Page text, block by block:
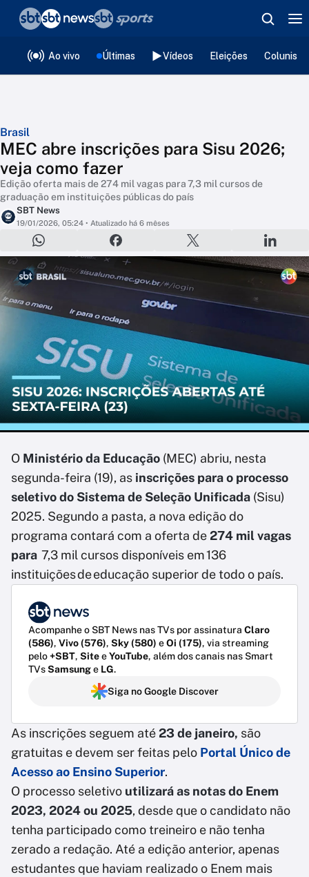
Ao vivo Últimas Vídeos Eleições
Brasil
MEC abre inscrições para Sisu 2026;
veja como fazer
Edição oferta mais de 274 mil vagas para 7,3 mil cursos de
graduação em instituições públicas do país
SBT News
19/01/2026, 05:24 • Atualizado há 6 mêses
O Ministério da Educação (MEC) abriu, nesta
segunda-feira (19), as inscrições para o processo
seletivo do Sistema de Seleção Unificada (Sisu)
2025. Segundo a pasta, a nova edição do
programa contará com a oferta de274 mil vagas
para 7,3 mil cursos disponíveis em 136
instituições de educação superior de todo o país.
Acompanhe o SBT News nas TVs por assinatura Claro
(586), Vivo (576), Sky (580) eOi (175), via streaming
pelo+SBT, SiteeYouTube, além dos canais nas Smart
TVsSamsunge LG.
Siga no Google Discover
As inscrições seguem até23 de janeiro, são
gratuitas e devem ser feitas pelo Portal Único de
Acesso ao Ensino Superior.
O processo seletivo utilizará as notas do Enem
2023, 2024 ou 2025, desde que o candidato não
tenha participado como treineiro e não tenha
zerado a redação. Até a edição anterior, apenas
estudantes que haviam realizado o Enem mais
❮voltar
Editorias